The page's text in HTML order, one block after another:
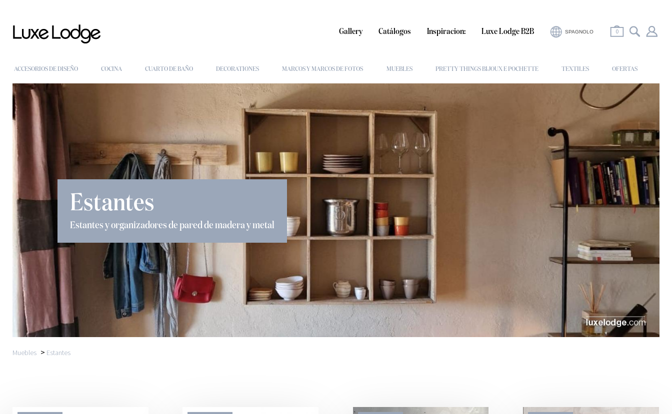
Luxe Lodge B2B
Inspiracion:
Catálogos
Gallery 0
SPAGNOLO
ACCESORIOS DE DISEÑO COCINA CUARTO DE BAÑO DECORATIONES MARCOS Y MARCOS DE FOTOS MUEBLES PRETTY THINGS BIJOUX E POCHETTE TEXTILES OFERTAS
Estantes
Estantes y organizadores de pared de madera y metal
Muebles > Estantes